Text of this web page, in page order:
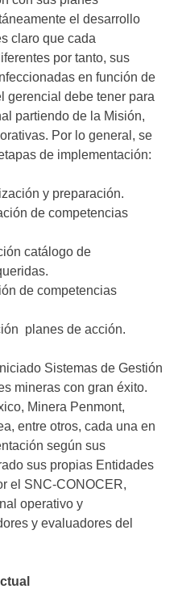
el desarrollo
claro que cada
por tanto, sus
en función de
gerencial debe tener para
partiendo de la Misión,
Por lo general, se
de implementación:
y preparación.
de competencias
catálogo de
de competencias
planes de acción.
Sistemas de Gestión
mineras con gran éxito.
Minera Penmont,
entre otros, cada una en
según sus
sus propias Entidades
el SNC-CONOCER,
operativo y
y evaluadores del